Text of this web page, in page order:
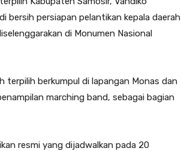
bersih persiapan pelantikan kepala daerah
di Monumen Nasional
terpilih berkumpul di lapangan Monas dan
marching band, sebagai bagian
resmi yang dijadwalkan pada 20